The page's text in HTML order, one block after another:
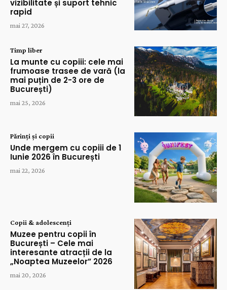
vizibilitate și suport tehnic
rapid
mai 27, 2026
Timp liber
La munte cu copiii: cele mai
frumoase trasee de vară (la
mai puțin de 2-3 ore de
București)
mai 25, 2026
Părinți și copii
Unde mergem cu copiii de 1
Iunie 2026 în București
mai 22, 2026
Copii & adolescenți
Muzee pentru copii în
București – Cele mai
interesante atracții de la
„Noaptea Muzeelor” 2026
mai 20, 2026